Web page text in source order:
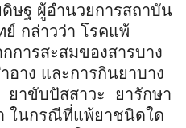
ฐ ผู้อำนวยการสถาบัน
กล่าวว่า โรคแพ้
การสะสมของสารบาง
อาง และการกินยาบาง
ยาขับปัสสาวะ ยารักษา
ในกรณีที่แพ้ยาชนิดใด